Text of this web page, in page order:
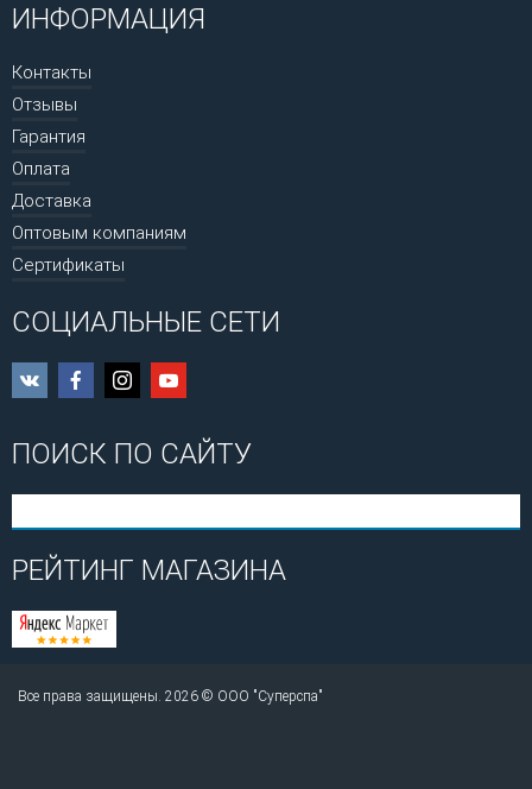
ИНФОРМАЦИЯ
Контакты
Отзывы
Гарантия
Оплата
Доставка
Оптовым компаниям
Сертификаты
СОЦИАЛЬНЫЕ СЕТИ
ПОИСК ПО САЙТУ
РЕЙТИНГ МАГАЗИНА
Все права защищены. 2026 © ООО "Суперспа"